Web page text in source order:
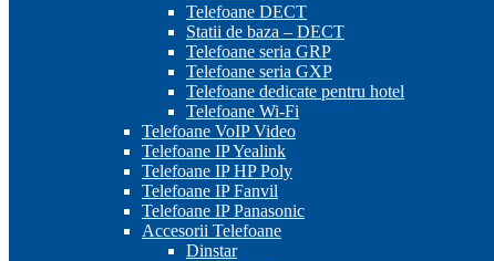
Telefoane DECT
Statii de baza – DECT
Telefoane seria GRP
Telefoane seria GXP
Telefoane dedicate pentru hotel
Telefoane Wi-Fi
Telefoane VoIP Video
Telefoane IP Yealink
Telefoane IP HP Poly
Telefoane IP Fanvil
Telefoane IP Panasonic
Accesorii Telefoane
Dinstar